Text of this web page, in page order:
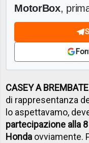
MotorBox,
CASEY A
di rappresentanza
lo aspettavamo,
partecipazione alla
Honda ovviamente.